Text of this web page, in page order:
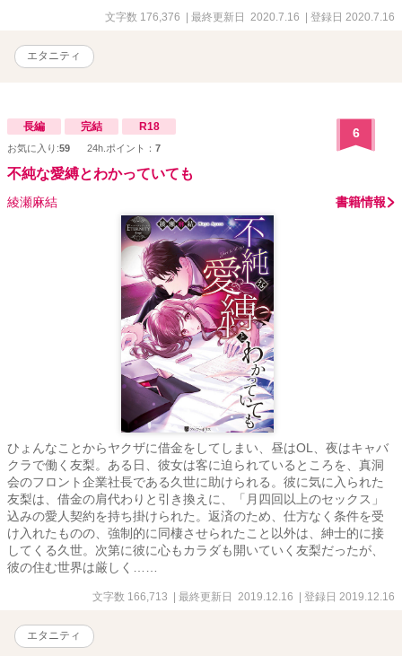
文字数 176,376 | 最終更新日 2020.7.16 | 登録日 2020.7.16
エタニティ
長編 完結 R18
お気に入り:59 24h.ポイント： 7
6
不純な愛縛とわかっていても
綾瀬麻結 書籍情報
ひょんなことからヤクザに借金をしてしまい、昼はOL、夜はキャバ
クラで働く友梨。ある日、彼女は客に迫られているところを、真洞
会のフロント企業社長である久世に助けられる。彼に気に入られた
友梨は、借金の肩代わりと引き換えに、「月四回以上のセックス」
込みの愛人契約を持ち掛けられた。返済のため、仕方なく条件を受
け入れたものの、強制的に同棲させられたこと以外は、紳士的に接
してくる久世。次第に彼に心もカラダも開いていく友梨だったが、
彼の住む世界は厳しく……
文字数 166,713 | 最終更新日 2019.12.16 | 登録日 2019.12.16
エタニティ